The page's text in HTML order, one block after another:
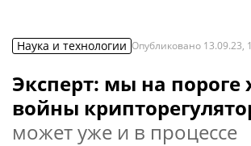
Наука и технологии Опубликовано 13.09.23,
Эксперт: мы на пороге
войны
может уже и в процессе